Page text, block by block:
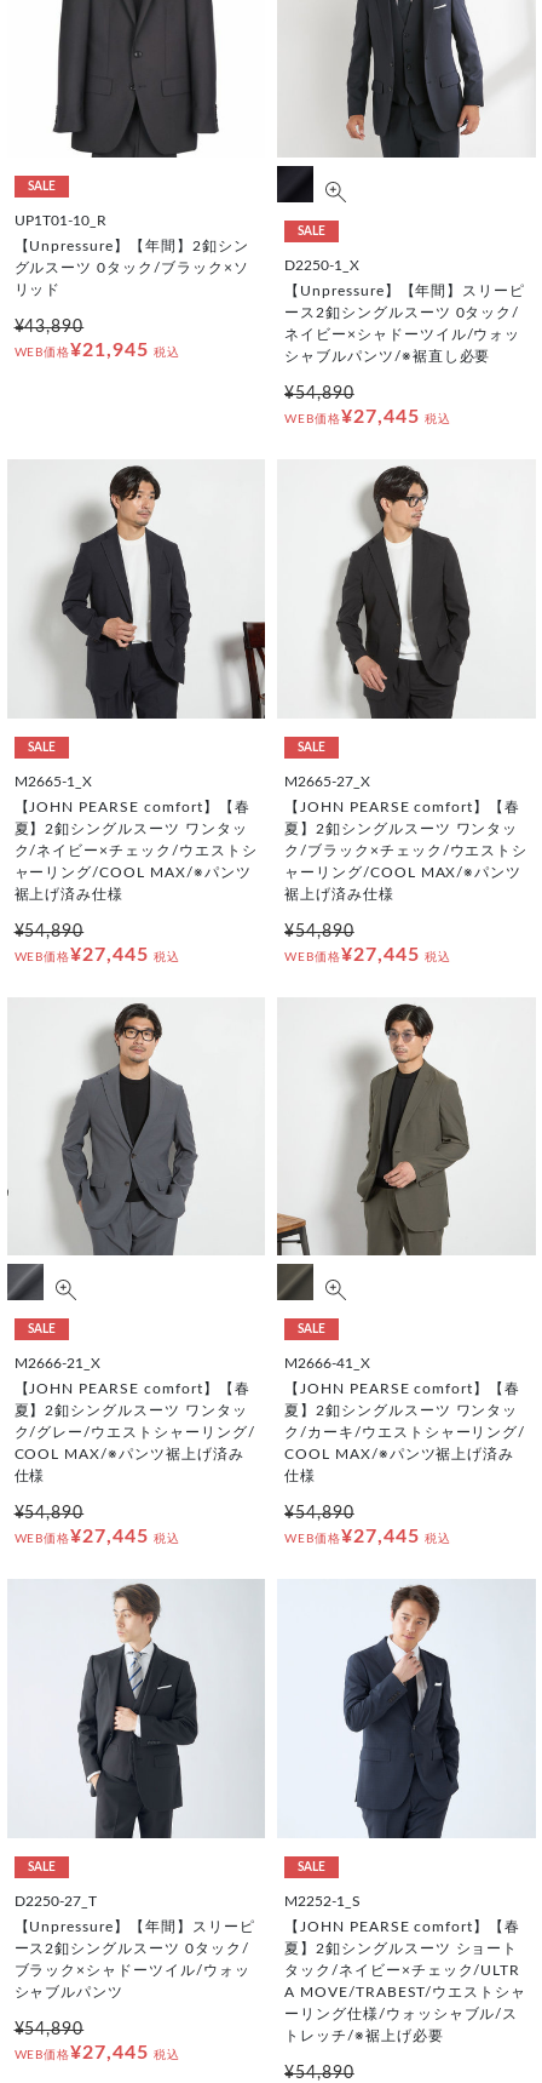
SALE
UP1T01-10_R
【Unpressure】【年間】2釦シン
グルスーツ 0タック/ブラック×ソ
リッド
¥43,890
WEB価格¥21,945 税込
SALE
D2250-1_X
【Unpressure】【年間】スリーピ
ース2釦シングルスーツ 0タック/
ネイビー×シャドーツイル/ウォッ
シャブルパンツ/※裾直し必要
¥54,890
WEB価格¥27,445 税込
SALE
M2665-1_X
【JOHN PEARSE comfort】【春
夏】2釦シングルスーツ ワンタッ
ク/ネイビー×チェック/ウエストシ
ャーリング/COOL MAX/※パンツ
裾上げ済み仕様
¥54,890
WEB価格¥27,445 税込
SALE
M2665-27_X
【JOHN PEARSE comfort】【春
夏】2釦シングルスーツ ワンタッ
ク/ブラック×チェック/ウエストシ
ャーリング/COOL MAX/※パンツ
裾上げ済み仕様
¥54,890
WEB価格¥27,445 税込
SALE
M2666-21_X
【JOHN PEARSE comfort】【春
夏】2釦シングルスーツ ワンタッ
ク/グレー/ウエストシャーリング/
COOL MAX/※パンツ裾上げ済み
仕様
¥54,890
WEB価格¥27,445 税込
SALE
M2666-41_X
【JOHN PEARSE comfort】【春
夏】2釦シングルスーツ ワンタッ
ク/カーキ/ウエストシャーリング/
COOL MAX/※パンツ裾上げ済み
仕様
¥54,890
WEB価格¥27,445 税込
SALE
D2250-27_T
【Unpressure】【年間】スリーピ
ース2釦シングルスーツ 0タック/
ブラック×シャドーツイル/ウォッ
シャブルパンツ
¥54,890
WEB価格¥27,445 税込
SALE
M2252-1_S
【JOHN PEARSE comfort】【春
夏】2釦シングルスーツ ショート
タック/ネイビー×チェック/ULTR
A MOVE/TRABEST/ウエストシャ
ーリング仕様/ウォッシャブル/ス
トレッチ/※裾上げ必要
¥54,890